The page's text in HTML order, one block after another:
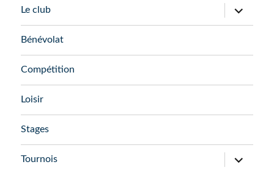
Le club
ouvrir
le
sous-
Bénévolat
Compétition
Loisir
Stages
Tournois
ouvrir
le